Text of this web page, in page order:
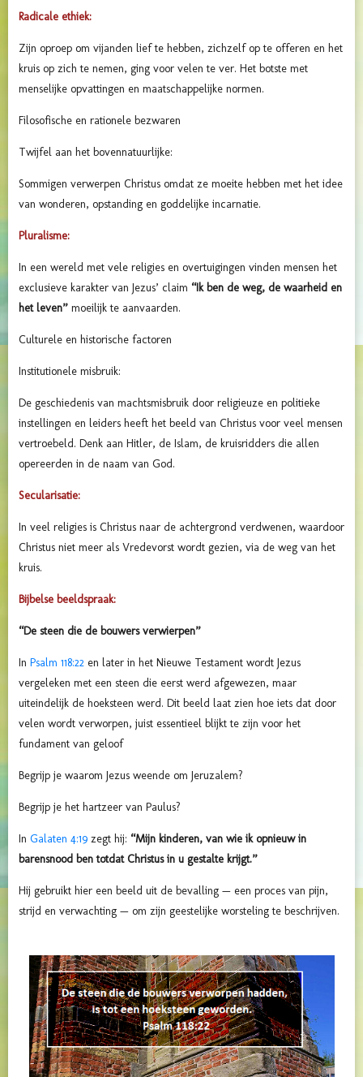
Radicale ethiek:
Zijn oproep om vijanden lief te hebben, zichzelf op te offeren en het
kruis op zich te nemen, ging voor velen te ver. Het botste met
menselijke opvattingen en maatschappelijke normen.
Filosofische en rationele bezwaren
Twijfel aan het bovennatuurlijke:
Sommigen verwerpen Christus omdat ze moeite hebben met het idee
van wonderen, opstanding en goddelijke incarnatie.
Pluralisme:
In een wereld met vele religies en overtuigingen vinden mensen het
exclusieve karakter van Jezus’ claim “Ik ben de weg, de waarheid en
het leven” moeilijk te aanvaarden.
Culturele en historische factoren
Institutionele misbruik:
De geschiedenis van machtsmisbruik door religieuze en politieke
instellingen en leiders heeft het beeld van Christus voor veel mensen
vertroebeld. Denk aan Hitler, de Islam, de kruisridders die allen
opereerden in de naam van God.
Secularisatie:
In veel religies is Christus naar de achtergrond verdwenen, waardoor
Christus niet meer als Vredevorst wordt gezien, via de weg van het
kruis.
Bijbelse beeldspraak:
“De steen die de bouwers verwierpen”
In Psalm 118:22 en later in het Nieuwe Testament wordt Jezus
vergeleken met een steen die eerst werd afgewezen, maar
uiteindelijk de hoeksteen werd. Dit beeld laat zien hoe iets dat door
velen wordt verworpen, juist essentieel blijkt te zijn voor het
fundament van geloof
Begrijp je waarom Jezus weende om Jeruzalem?
Begrijp je het hartzeer van Paulus?
In Galaten 4:19 zegt hij: “Mijn kinderen, van wie ik opnieuw in
barensnood ben totdat Christus in u gestalte krijgt.”
Hij gebruikt hier een beeld uit de bevalling — een proces van pijn,
strijd en verwachting — om zijn geestelijke worsteling te beschrijven.